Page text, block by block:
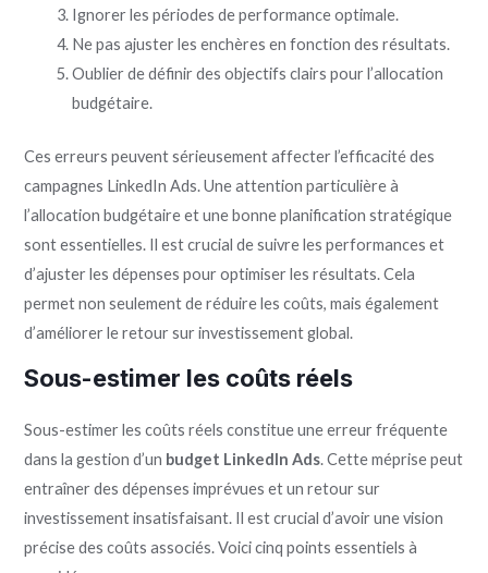
Ignorer les périodes de performance optimale.
Ne pas ajuster les enchères en fonction des résultats.
Oublier de définir des objectifs clairs pour l’allocation
budgétaire.
Ces erreurs peuvent sérieusement affecter l’efficacité des
campagnes LinkedIn Ads. Une attention particulière à
l’allocation budgétaire et une bonne planification stratégique
sont essentielles. Il est crucial de suivre les performances et
d’ajuster les dépenses pour optimiser les résultats. Cela
permet non seulement de réduire les coûts, mais également
d’améliorer le retour sur investissement global.
Sous-estimer les coûts réels
Sous-estimer les coûts réels constitue une erreur fréquente
dans la gestion d’un budget LinkedIn Ads. Cette méprise peut
entraîner des dépenses imprévues et un retour sur
investissement insatisfaisant. Il est crucial d’avoir une vision
précise des coûts associés. Voici cinq points essentiels à